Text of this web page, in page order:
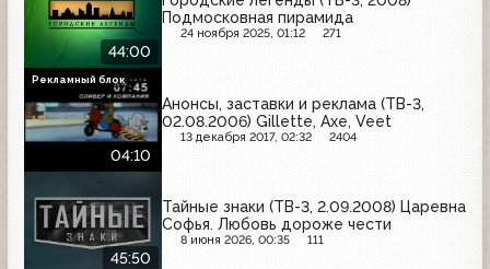
44:00
Подмосковная пирамида
24 ноября 2025, 01:12 271
04:10
Анонсы, заставки и реклама (ТВ-3,
02.08.2006) Gillette, Axe, Veet
13 декабря 2017, 02:32 2404
Рекламный блок
45:50
Тайные знаки (ТВ-3, 2.09.2008) Царевна
Софья. Любовь дороже чести
8 июня 2026, 00:35 111